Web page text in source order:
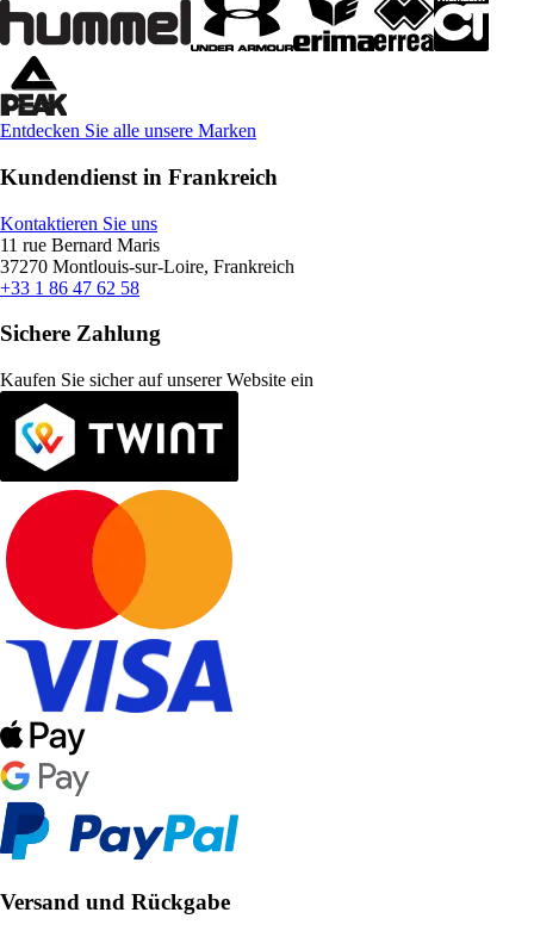
Entdecken Sie alle unsere Marken
Kundendienst in Frankreich
Kontaktieren Sie uns
11 rue Bernard Maris
37270 Montlouis-sur-Loire, Frankreich
+33 1 86 47 62 58
Sichere Zahlung
Kaufen Sie sicher auf unserer Website ein
Versand und Rückgabe